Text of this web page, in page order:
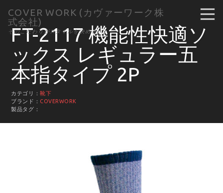
COVER WORK (カヴァーワーク株
式会社)
そのこだわりがスタイルを決める。
FT-2117 機能性快適ソ
ックス レギュラー五
本指タイプ 2P
カテゴリ：靴下
ブランド： COVERWORK
製品タグ：